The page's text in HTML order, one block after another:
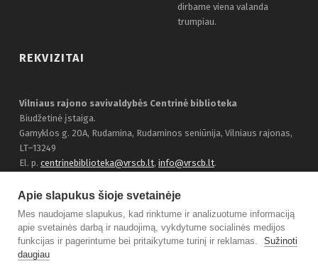
dirbame viena valanda
trumpiau.
REKVIZITAI
Vilniaus rajono savivaldybės Centrinė biblioteka
Biudžetinė įstaiga.
Gamyklos g. 20A, Rudamina, Rudaminos seniūnija, Vilniaus rajonas,
LT–13249
El. p. centrinebiblioteka@vrscb.lt, info@vrscb.lt.
kodas 303116707
Apie slapukus šioje svetainėje
Mes naudojame slapukus, kad rinktume ir analizuotume informaciją
apie svetainės darbą ir naudojimą, vykdytume socialinės medijos
funkcijas ir pagerintume bei pritaikytume turinį ir reklamas.
Sužinoti
daugiau